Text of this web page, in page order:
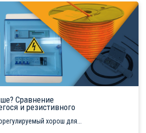
Сравнение
и резистивного
хорош для...